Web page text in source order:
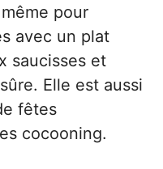
pour
avec un plat
saucisses et
Elle est aussi
fêtes
cocooning.